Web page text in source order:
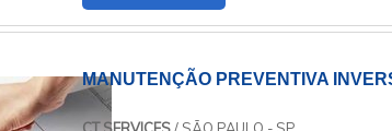
MANUTENÇÃO PREVENTIVA